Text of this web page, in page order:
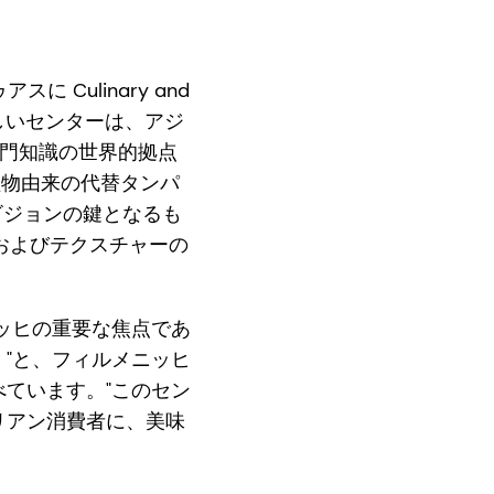
アスに Culinary and
センターは、アジ
知識の世界的拠点
由来の代替タンパ
ョンの鍵となるも
びテクスチャーの
ヒの重要な焦点であ
と、フィルメニッヒ
います。"このセン
ン消費者に、美味